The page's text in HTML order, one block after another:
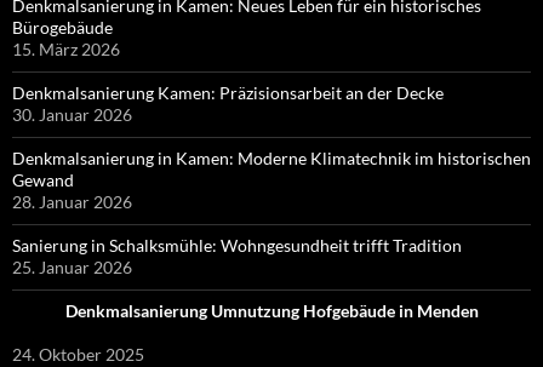
Denkmalsanierung in Kamen: Neues Leben für ein historisches
Bürogebäude
15. März 2026
Denkmalsanierung Kamen: Präzisionsarbeit an der Decke
30. Januar 2026
Denkmalsanierung in Kamen: Moderne Klimatechnik im historischen
Gewand
28. Januar 2026
Sanierung in Schalksmühle: Wohngesundheit trifft Tradition
25. Januar 2026
Denkmalsanierung Umnutzung Hofgebäude in Menden
24. Oktober 2025